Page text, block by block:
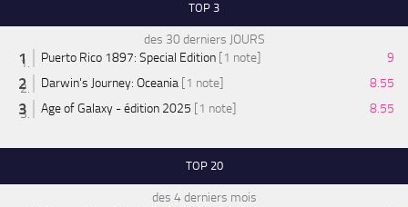
TOP 3
des 30 derniers JOURS
Puerto Rico 1897: Special Edition [1 note]
9
Darwin's Journey: Oceania [1 note]
8.55
Age of Galaxy - édition 2025 [1 note] 8.55
TOP 20
des 4 derniers mois